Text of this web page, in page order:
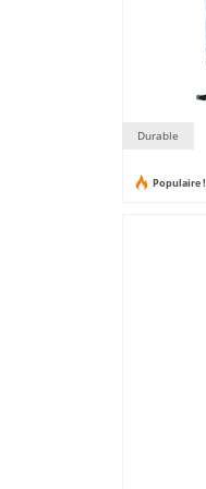
Durable
Populaire !